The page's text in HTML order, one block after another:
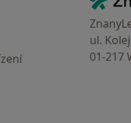
ul.
01-217